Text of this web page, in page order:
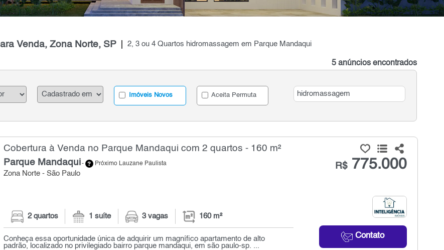
Venda, Zona Norte, SP 2, 3 ou 4 Quartos hidromassagem em Parque Mandaqui
5 anúncios encontrados
Imóveis Novos Aceita Permuta
Cobertura à Venda no Parque Mandaqui com 2 quartos - 160 m²
Parque Mandaqui- Próximo Lauzane Paulista
Zona Norte - São Paulo
R$775.000
Contato
2 quartos 1 suíte 3 vagas 160 m²
Conheça essa oportunidade única de adquirir um magnífico apartamento de alto
padrão, localizado no privilegiado bairro parque mandaqui, em são paulo-sp. ...